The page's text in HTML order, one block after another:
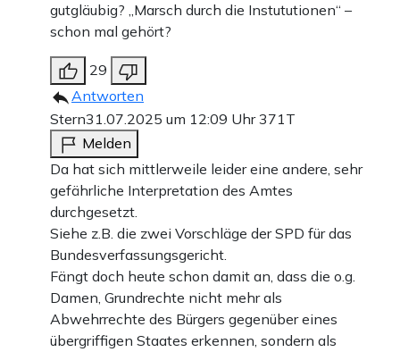
gutgläubig? „Marsch durch die Instututionen“ –
schon mal gehört?
29
Antworten
Stern31.07.2025 um 12:09 Uhr371T
Melden
Da hat sich mittlerweile leider eine andere, sehr
gefährliche Interpretation des Amtes
durchgesetzt.
Siehe z.B. die zwei Vorschläge der SPD für das
Bundesverfassungsgericht.
Fängt doch heute schon damit an, dass die o.g.
Damen, Grundrechte nicht mehr als
Abwehrrechte des Bürgers gegenüber eines
übergriffigen Staates erkennen, sondern als